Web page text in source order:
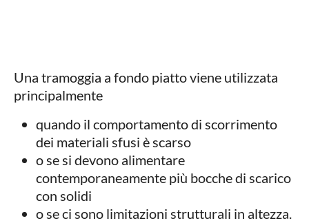
Una tramoggia a fondo piatto viene utilizzata
principalmente
quando il comportamento di scorrimento
dei materiali sfusi è scarso
o se si devono alimentare
contemporaneamente più bocche di scarico
con solidi
o se ci sono limitazioni strutturali in altezza.